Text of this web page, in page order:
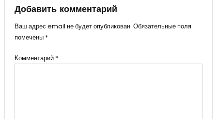
записям
Добавить комментарий
Ваш адрес email не будет опубликован. Обязательные поля
помечены *
Комментарий *